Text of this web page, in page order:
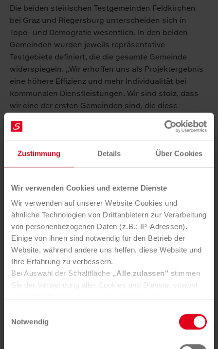
Zustimmung Details Über Cookies
Wir verwenden Cookies und externe Dienste
Wir verwenden auf unserer Website Cookies und
ähnliche Technologien von Drittanbietern zur Verarbeitung
von personenbezogenen Daten (z.B.: IP-Adressen).
Einige von ihnen sind notwendig für den Betrieb der
Website, während andere uns helfen, diese Website und
Ihre Erfahrung zu verbessern.
Bei Auswahl der Schaltfläche „Alle zulassen" stimmen
Sie der Verwendung aller Cookies und Dienste, sowohl
selbst zu entscheiden, welche Cookies-Setzung Sie
Selbstverständlich können Sie über Consent Button in
Notwendig
Die beiden steirischen Testgemeinden Feldkirchen
bei Graz und Riegersburg unterscheiden sich in
Topo- und Demografie wesentlich. In den beiden
Gemeinden wurden jeweils repräsentative
Testgebiete definiert, die die gesamte Gemeinde
widerspiegeln. „Wir erhoffen uns als Projektergebnis
eine höhere Effizienz und mehr Individualität bei
kommunalen Dienstleistungen. Wir sind stolz, dass
wir eine der ersten Gemeinden sind, die diese
smarten Lösungen testen können“, freute sich
Bürgermeister Erich Gosch (Feldkirchen bei Graz).
„Innovative Projekte dieser Art bauen die
Spitzenposition der Steiermark weiter aus und tragen
wesentlich zum Umweltschutz, zur Sicherheit und
Bürgermeister Manfred Reisenhofer (Riegersburg).
Wichtige Projektpartner sind auch der Steirische
Abfallwirtschaftsverband sowie die Energie Graz. Mit
TMatix, Denovo, Sloc und T-Mobile sind vier weitere
innovative Unternehmen mit an Bord.
Pressetext zum Thema
DOWNLOAD (PDF)